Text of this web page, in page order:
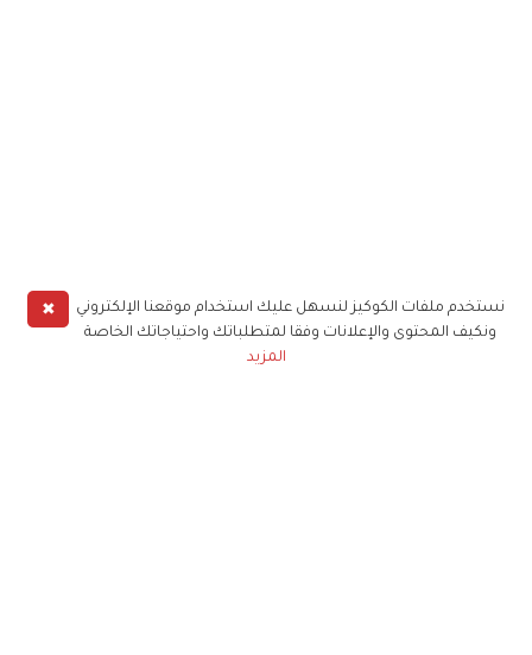
✖
نستخدم ملفات الكوكيز لنسهل عليك استخدام موقعنا الإلكتروني
ونكيف المحتوى والإعلانات وفقا لمتطلباتك واحتياجاتك الخاصة
المزيد